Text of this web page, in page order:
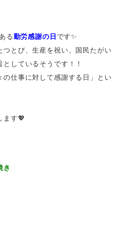
る勤労感謝の日 です✨
つとび、生産を祝い、国民たがい
しているそうです！！
の仕事に対して感謝する日」とい
ます💖
き